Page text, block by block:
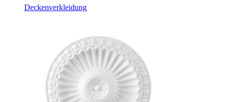
Deckenverkleidung